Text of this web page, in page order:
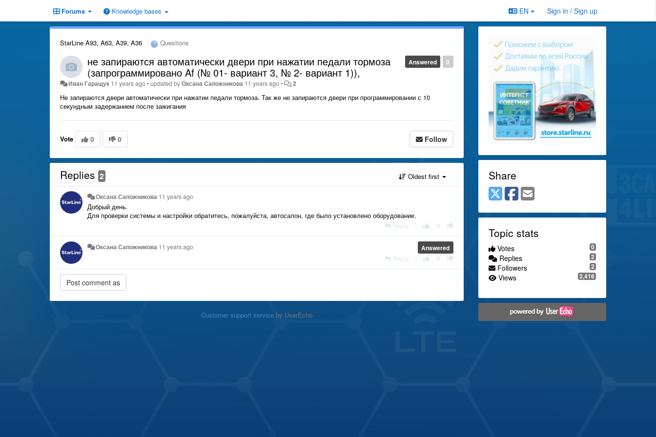
Forums Knowledge bases EN Sign in / Sign up
StarLine A93, A63, A39, A36 Questions
0
Answered
не запираются автоматически двери при нажатии педали тормоза
(запрограммировано Af (№ 01- вариант 3, № 2- вариант 1)),
Иван Гаращук 11 years ago•updated byОксана Сапожникова 11 years ago• 2
Не запираются двери автоматически при нажатии педали тормоза. Так же не запираются двери при программировании с 10
секундным задержанием после зажигания
Vote 0 0 Follow
Replies 2 Oldest first
Оксана Сапожникова 11 years ago
Добрый день.
Для проверки системы и настройки обратитесь, пожалуйста, автосалон, где было установлено оборудование.
Reply
Answered
Оксана Сапожникова 11 years ago
Reply
Customer support serviceby UserEcho
Share
Topic stats
0
Votes
2
Replies
2
Followers
2,416
Views